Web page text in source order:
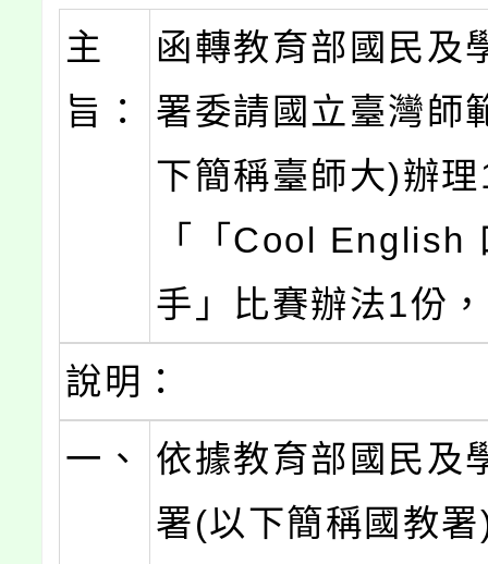
主
旨：
函轉教育部國民及
署委請國立臺灣師
下簡稱臺師大)辦
「「Cool English
手」比賽辦法1份
說明：
一、
依據教育部國民及
署(以下簡稱國教